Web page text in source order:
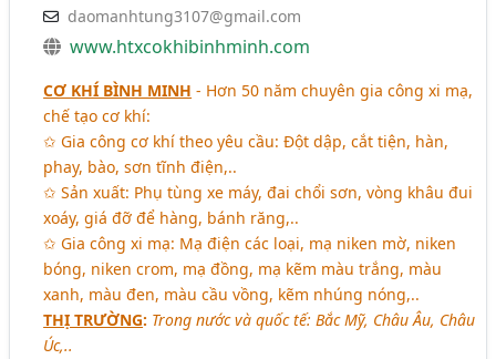
daomanhtung3107@gmail.com
www.htxcokhibinhminh.com
CƠ KHÍ BÌNH MINH - Hơn 50 năm chuyên gia công xi mạ,
chế tạo cơ khí:
✩ Gia công cơ khí theo yêu cầu: Đột dập, cắt tiện, hàn,
phay, bào, sơn tĩnh điện,..
✩ Sản xuất: Phụ tùng xe máy, đai chổi sơn, vòng khâu đui
xoáy, giá đỡ để hàng, bánh răng,..
✩ Gia công xi mạ: Mạ điện các loại, mạ niken mờ, niken
bóng, niken crom, mạ đồng, mạ kẽm màu trắng, màu
xanh, màu đen, màu cầu vồng, kẽm nhúng nóng,..
THỊ TRƯỜNG: Trong nước và quốc tế: Bắc Mỹ, Châu Âu, Châu
Úc,..